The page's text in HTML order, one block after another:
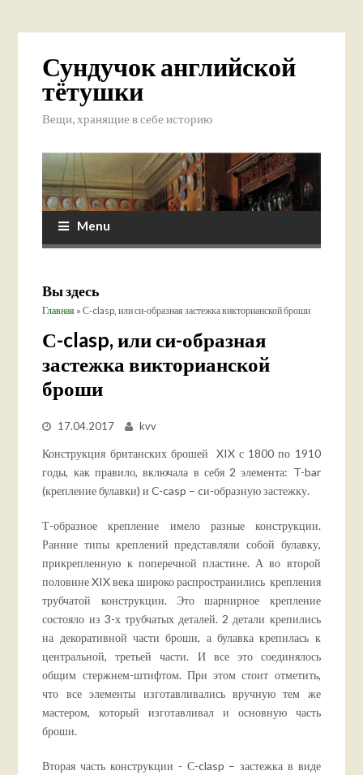
Сундучок английской
тётушки
Вещи, хранящие в себе историю
Menu
Вы здесь
Главная » С-clasp, или си-образная застежка викторианской броши
С-clasp, или си-образная
застежка викторианской
броши
17.04.2017 kvv
Конструкция британских брошей XIX с 1800 по 1910
годы, как правило, включала в себя 2 элемента: T-bar
(крепление булавки) и C-casp – cи-образную застежку.
Т-образное крепление имело разные конструкции.
Ранние типы креплений представляли собой булавку,
прикрепленную к поперечной пластине. А во второй
половине XIX века широко распространились крепления
трубчатой конструкции. Это шарнирное крепление
состояло из 3-х трубчатых деталей. 2 детали крепились
на декоративной части броши, а булавка крепилась к
центральной, третьей части. И все это соединялось
общим стержнем-штифтом. При этом стоит отметить,
что все элементы изготавливались вручную тем же
мастером, который изготавливал и основную часть
броши.
Вторая часть конструкции - С-clasp – застежка в виде